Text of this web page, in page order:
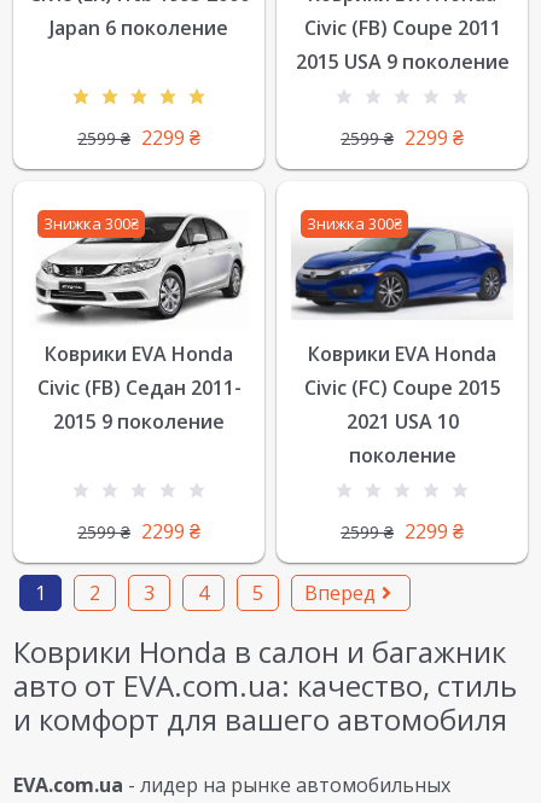
Japan 6 поколение
2599₴ 2299 ₴
Civic (FB) Coupe 2011
2015 USA 9 поколение
2599₴ 2299 ₴
Знижка 300₴
Коврики EVA Honda
Civic (FB) Седан 2011-
2015 9 поколение
2599₴ 2299 ₴
Знижка 300₴
Коврики EVA Honda
Civic (FC) Coupe 2015
2021 USA 10
поколение
2599₴ 2299 ₴
1 2 3 4 5 Вперед
Коврики Honda в салон и багажник
авто от EVA.com.ua: качество, стиль
и комфорт для вашего автомобиля
EVA.com.ua - лидер на рынке автомобильных